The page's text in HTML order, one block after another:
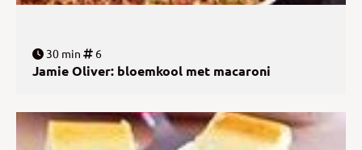
30 min 6
Jamie Oliver: bloemkool met macaroni